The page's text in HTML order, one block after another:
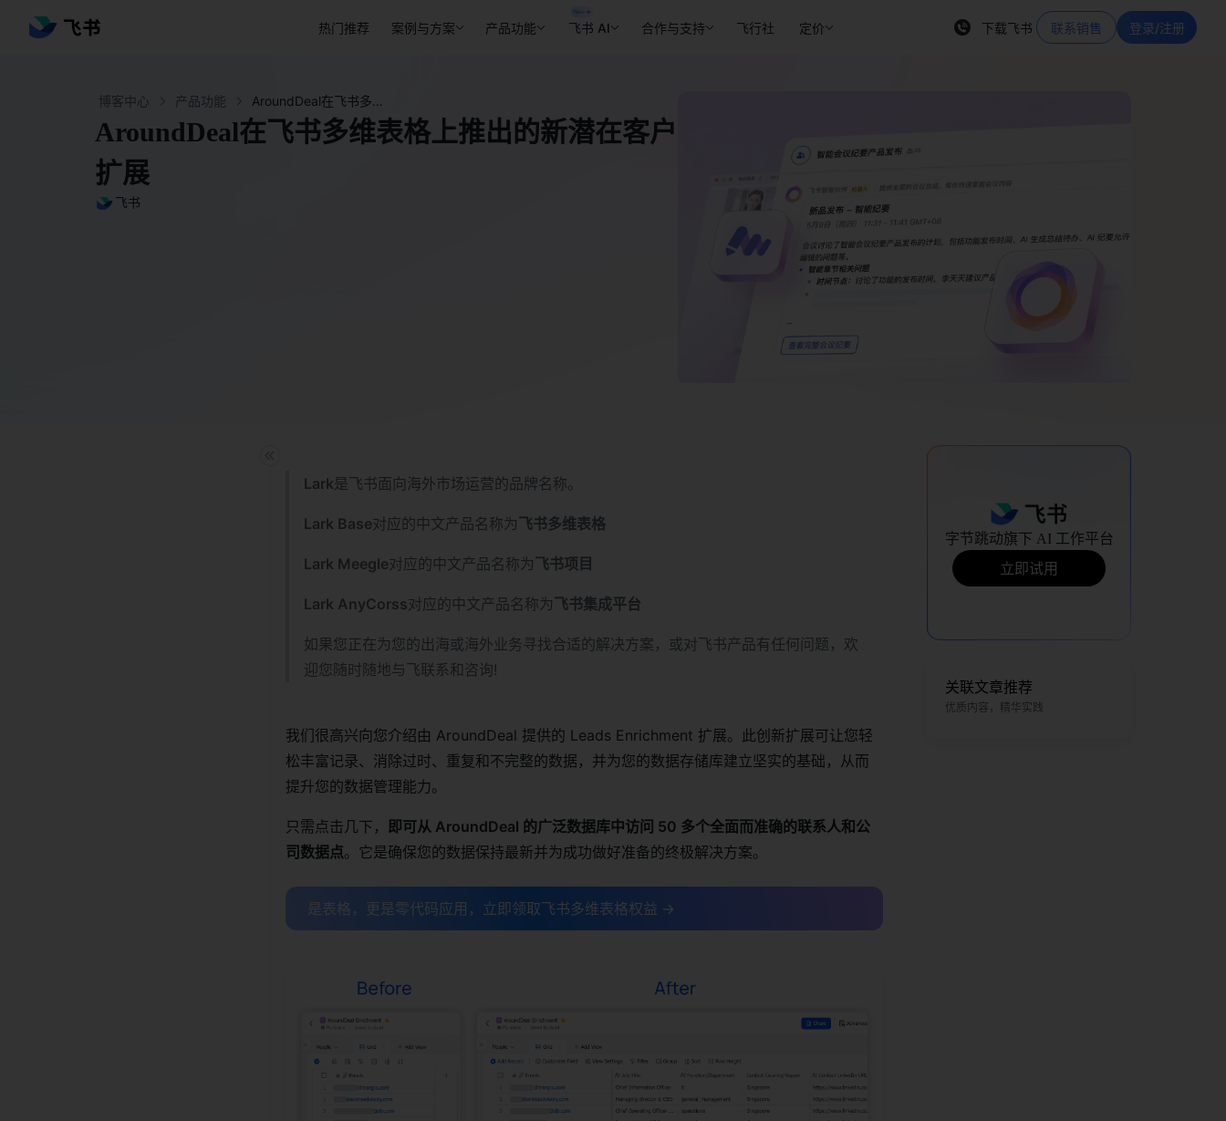
热门推荐 案例与方案 产品功能 飞书 AI 合作与支持 飞行社 定价 下载飞书 联系销售 登录/注册
博客中心 产品功能 AroundDeal在飞书多维表格上推出的新潜在客户扩展 - 飞书官网
AroundDeal在飞书多维表格上推出的新潜在客户
扩展
飞书
Lark是飞书面向海外市场运营的品牌名称。
Lark Base对应的中文产品名称为飞书多维表格
Lark Meegle对应的中文产品名称为飞书项目
Lark AnyCorss对应的中文产品名称为飞书集成平台
如果您正在为您的出海或海外业务寻找合适的解决方案，或对飞书产品有任何问题，欢
迎您随时随地与飞联系和咨询!
我们很高兴向您介绍由 AroundDeal 提供的 Leads Enrichment 扩展。此创新扩展可让您轻
松丰富记录、消除过时、重复和不完整的数据，并为您的数据存储库建立坚实的基础，从而
提升您的数据管理能力。
只需点击几下，
即可从 AroundDeal 的广泛数据库中访问 50 多个全面而准确的联系人和公
司数据点。它是确保您的数据保持最新并为成功做好准备的终极解决方案。
是表格，更是零代码应用，立即领取飞书多维表格权益 →
字节跳动旗下 AI 工作平台
立即试用
关联文章推荐
优质内容，精华实践